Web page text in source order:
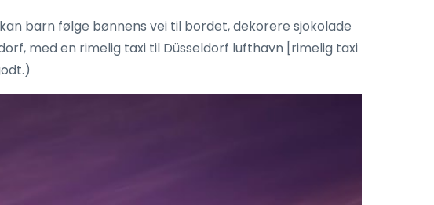
barn følge bønnens vei til bordet, dekorere sjokolade
med en rimelig taxi til Düsseldorf lufthavn [rimelig taxi